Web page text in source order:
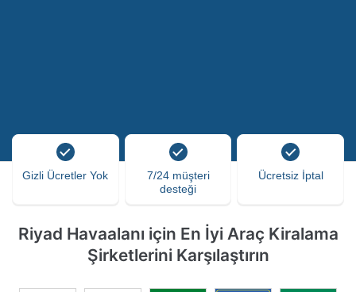
Gizli Ücretler Yok
7/24 müşteri
desteği
Ücretsiz İptal
Riyad Havaalanı için En İyi Araç Kiralama
Şirketlerini Karşılaştırın